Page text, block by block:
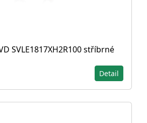
SVLE1817XH2R100 stříbrné
Detail